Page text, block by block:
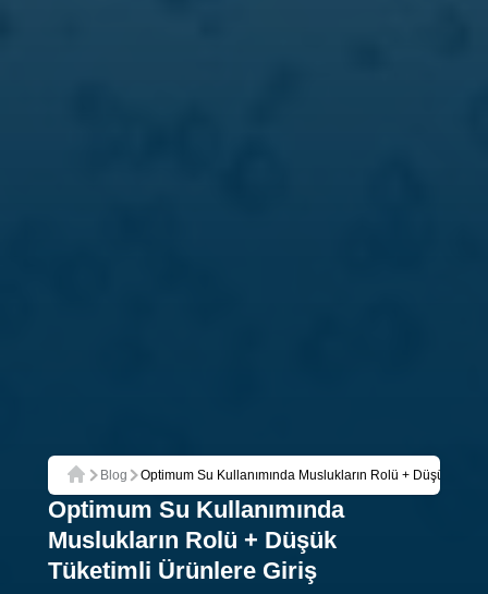
Ana Sayfa
Blog Optimum Su Kullanımında Muslukların Rolü + Düşük
Optimum Su Kullanımında
Muslukların Rolü + Düşük
Tüketimli Ürünlere Giriş